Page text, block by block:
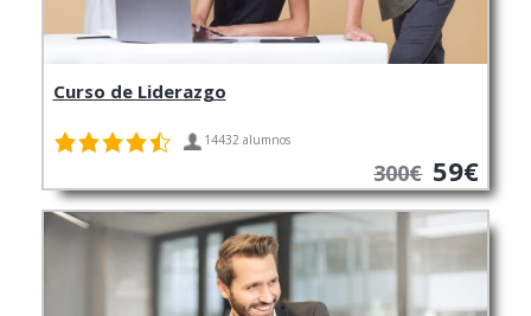
Curso de Liderazgo
14432 alumnos
300€ 59€